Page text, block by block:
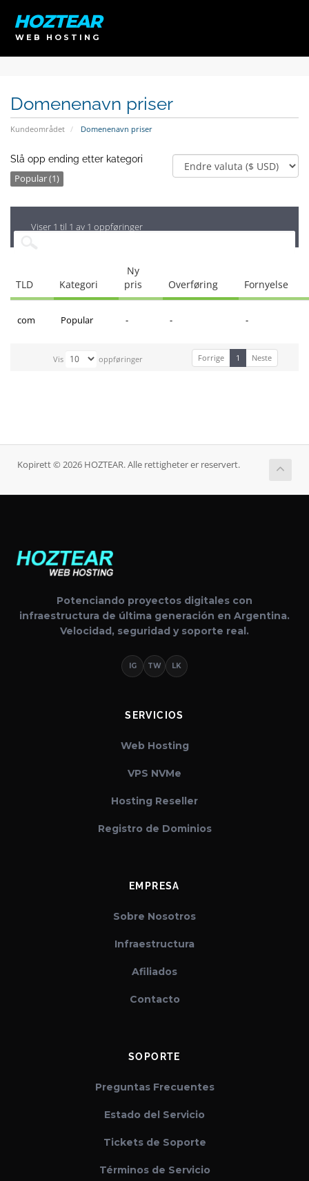
HOZTEAR
WEB HOSTING
Domenenavn priser
Kundeområdet Domenenavn priser
Slå opp ending etter kategori
Popular (1)
Viser 1 til 1 av 1 oppføringer
TLD Kategori
Ny
pris
Overføring Fornyelse
com Popular - - -
Forrige 1 Neste
Vis oppføringer
Kopirett © 2026 HOZTEAR. Alle rettigheter er reservert.
Potenciando proyectos digitales con
infraestructura de última generación en Argentina.
Velocidad, seguridad y soporte real.
IG TW LK
SERVICIOS
Web Hosting
VPS NVMe
Hosting Reseller
Registro de Dominios
EMPRESA
Sobre Nosotros
Infraestructura
Afiliados
Contacto
SOPORTE
Preguntas Frecuentes
Estado del Servicio
Tickets de Soporte
Términos de Servicio